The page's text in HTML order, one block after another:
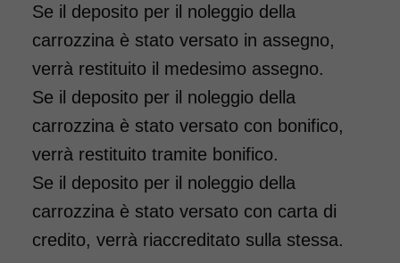
da 76,01€
SCHEDA COMPLETA
Noleggio Carrozzina
pieghevole per bambini
seduta 35
Se il deposito per il noleggio della
carrozzina è stato versato in assegno,
verrà restituito il medesimo assegno.
Se il deposito per il noleggio della
carrozzina è stato versato con bonifico,
verrà restituito tramite bonifico.
Se il deposito per il noleggio della
carrozzina è stato versato con carta di
credito, verrà riaccreditato sulla stessa.